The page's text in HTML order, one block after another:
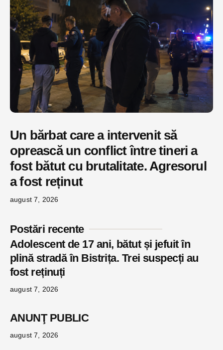
Un bărbat care a intervenit să
oprească un conflict între tineri a
fost bătut cu brutalitate. Agresorul
a fost reținut
august 7, 2026
Postări recente
Adolescent de 17 ani, bătut și jefuit în
plină stradă în Bistrița. Trei suspecți au
fost reținuți
august 7, 2026
ANUNŢ PUBLIC
august 7, 2026